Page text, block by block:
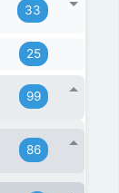
33
25
99
86